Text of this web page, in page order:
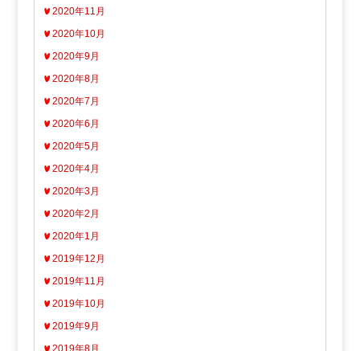
2020年11月
2020年10月
2020年9月
2020年8月
2020年7月
2020年6月
2020年5月
2020年4月
2020年3月
2020年2月
2020年1月
2019年12月
2019年11月
2019年10月
2019年9月
2019年8月